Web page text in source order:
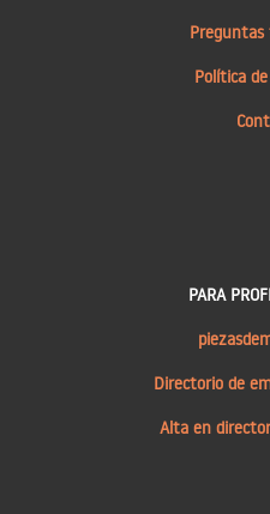
Política
PARA
Directorio de
Alta en